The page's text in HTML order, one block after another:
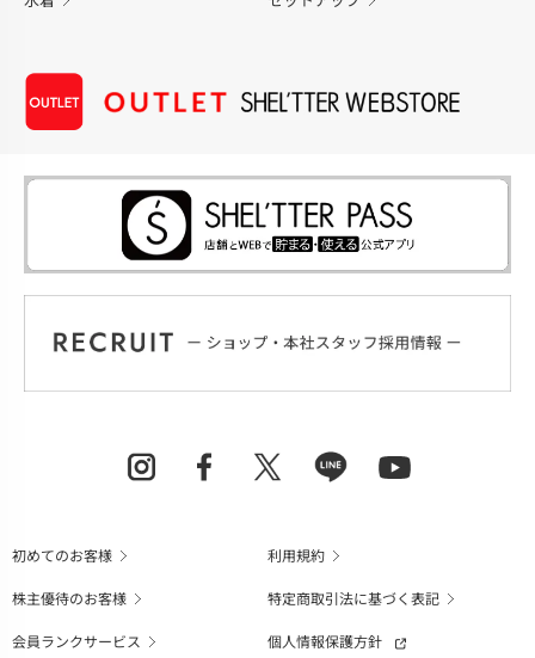
初めてのお客様
利用規約
株主優待のお客様
特定商取引法に基づく表記
会員ランクサービス
個人情報保護方針